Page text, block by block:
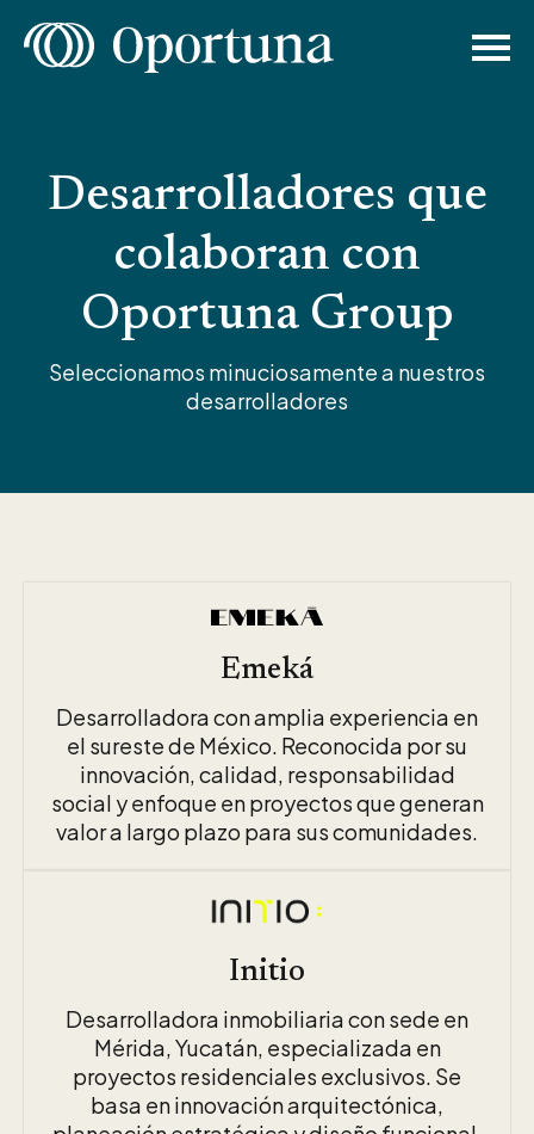
Desarrolladores que
colaboran con
Oportuna Group
Seleccionamos minuciosamente a nuestros
desarrolladores
Emeká
Desarrolladora con amplia experiencia en
el sureste de México. Reconocida por su
innovación, calidad, responsabilidad
social y enfoque en proyectos que generan
valor a largo plazo para sus comunidades.
Initio
Desarrolladora inmobiliaria con sede en
Mérida, Yucatán, especializada en
proyectos residenciales exclusivos. Se
basa en innovación arquitectónica,